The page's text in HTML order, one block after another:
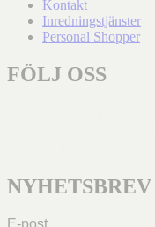
Kontakt
Inredningstjänster
Personal Shopper
FÖLJ OSS
NYHETSBREV
E-post